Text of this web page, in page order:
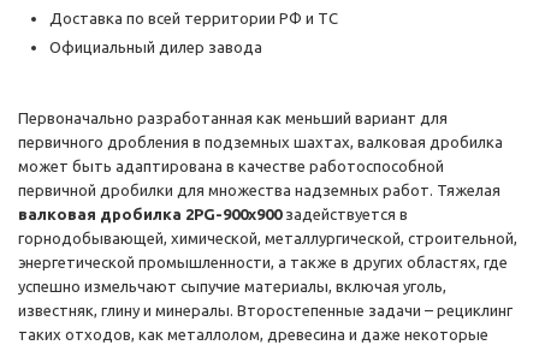
Доставка по всей территории РФ и ТС
Официальный дилер завода
Первоначально разработанная как меньший вариант для
первичного дробления в подземных шахтах, валковая дробилка
может быть адаптирована в качестве работоспособной
первичной дробилки для множества надземных работ. Тяжелая
валковая дробилка 2PG-900x900задействуется в
горнодобывающей, химической, металлургической, строительной,
энергетической промышленности, а также в других областях, где
успешно измельчают сыпучие материалы, включая уголь,
известняк, глину и минералы. Второстепенные задачи – рециклинг
таких отходов, как металлолом, древесина и даже некоторые